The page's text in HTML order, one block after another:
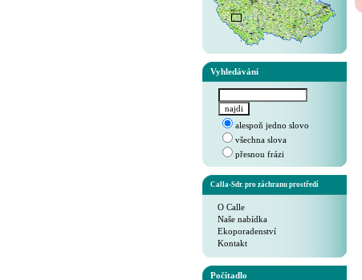
Vyhledávání
alespoň jedno slovo
všechna slova
přesnou frázi
Calla-Sdr. pro záchranu prostředí
O Calle
Naše nabídka
Ekoporadenství
Kontakt
Počítadlo